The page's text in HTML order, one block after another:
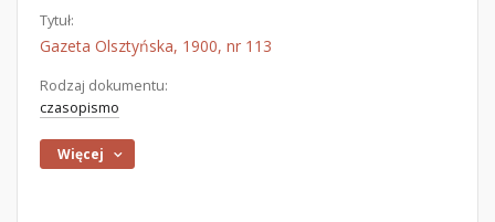
Tytuł:
Gazeta Olsztyńska, 1900, nr 113
Rodzaj dokumentu:
czasopismo
Więcej